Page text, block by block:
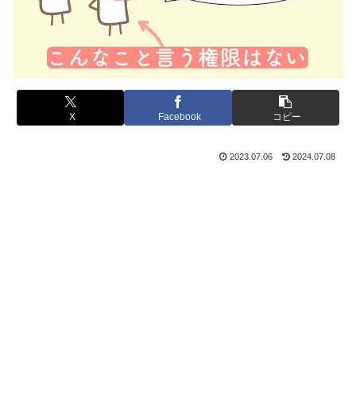
X Facebook コピー
2023.07.06 2024.07.08